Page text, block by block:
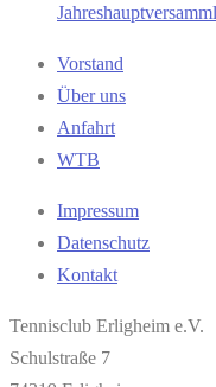
Vorstand
Über uns
Anfahrt
WTB
Impressum
Datenschutz
Kontakt
Tennisclub Erligheim e.V.
Schulstraße 7